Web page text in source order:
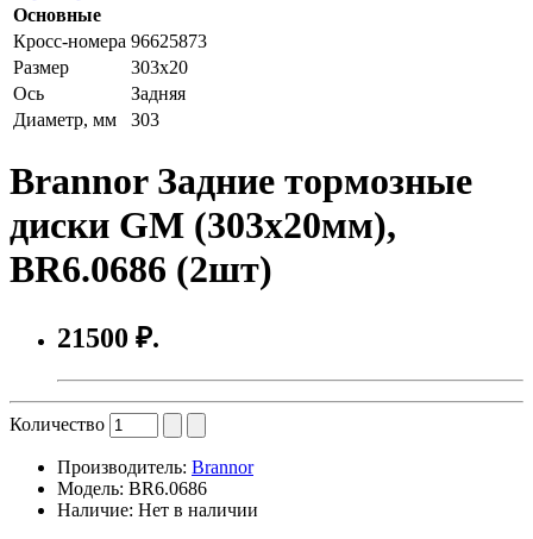
Основные
Кросс-номера 96625873
Размер
303x20
Ось
Задняя
Диаметр, мм
303
Brannor Задние тормозные
диски GM (303x20мм),
BR6.0686 (2шт)
21500 ₽.
Количество
Производитель: Brannor
Модель: BR6.0686
Наличие: Нет в наличии